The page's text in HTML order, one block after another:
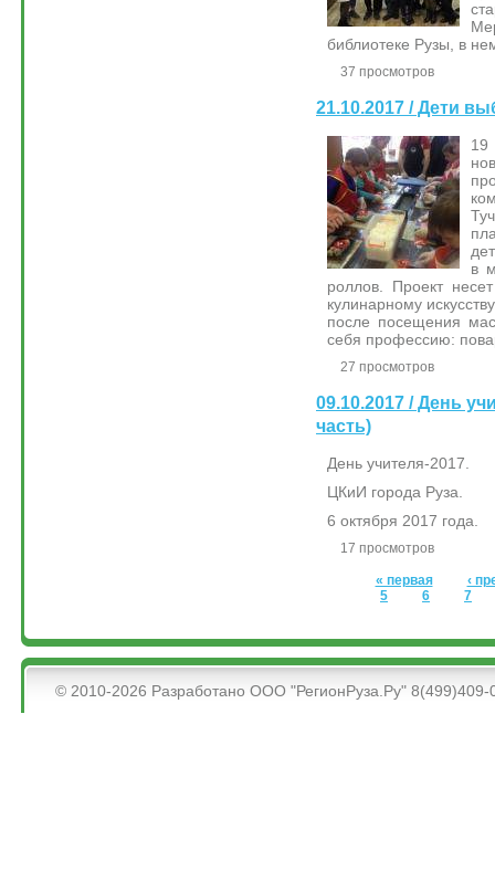
библиотеке Рузы, в
37 просмотров
21.10.2017 / Дети
19
в
роллов. Проект
кулинарному
после посещения
себя профессию:
27 просмотров
09.10.2017 / День
часть)
День учителя-2017.
ЦКиИ города Руза.
6 октября 2017 года.
17 просмотров
Страницы
« первая
‹
5
6 7
&bsps;
© 2010-2026 Разработано ООО "РегионРуза.Ру" 8(499)409-